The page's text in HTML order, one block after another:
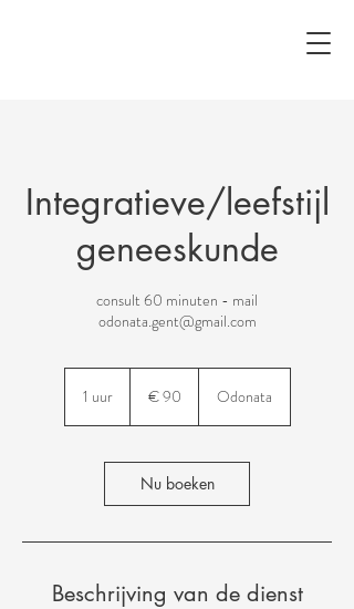
Integratieve/leefstijl
geneeskunde
consult 60 minuten - mail
odonata.gent@gmail.com
1 uur1
€ 90 Odonata
Nu boeken
Beschrijving van de dienst